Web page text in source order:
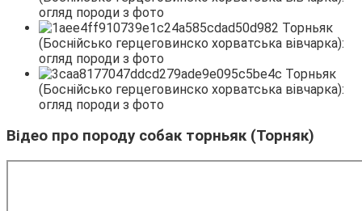
Відео про породу собак торньяк (Торняк)